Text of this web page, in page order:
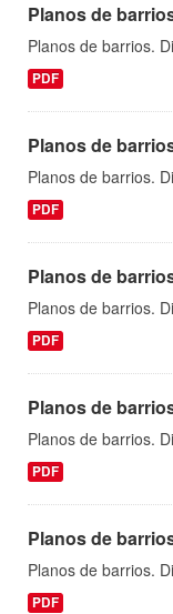
Planos de
Planos de barrios.
PDF
Planos de
Planos de barrios.
PDF
Planos de
Planos de barrios.
PDF
Planos de
Planos de barrios.
PDF
Planos de
Planos de barrios.
PDF